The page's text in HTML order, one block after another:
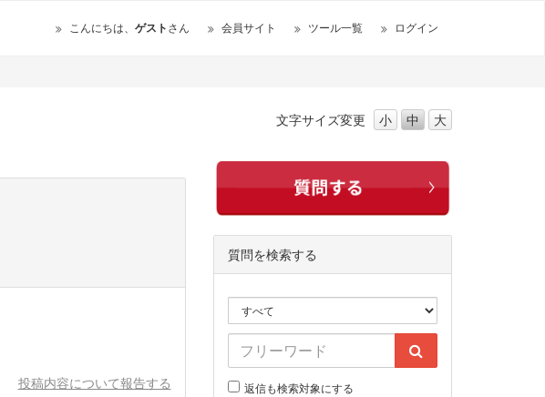
こんにちは、 ゲストさん 会員サイト ツール一覧 ログイン
文字サイズ変更 小 中 大
投稿内容について報告する
質問を検索する
返信も検索対象にする